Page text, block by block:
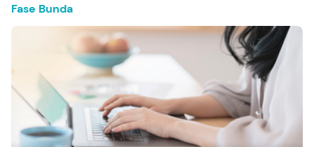
Fase Bunda